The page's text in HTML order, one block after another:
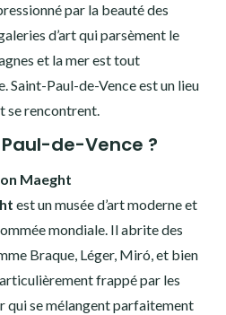
par la beauté des
d’art qui parsèment le
et la mer est tout
Saint-Paul-de-Vence est un lieu
se rencontrent.
de-Vence ?
Maeght
est un musée d’art moderne et
mondiale. Il abrite des
Braque, Léger, Miró, et bien
frappé par les
qui se mélangent parfaitement